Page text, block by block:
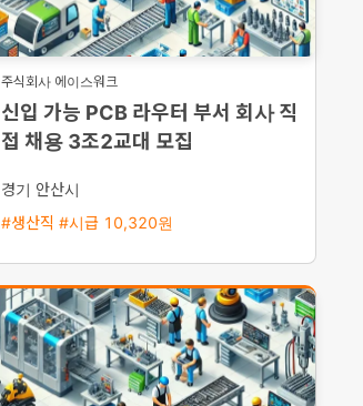
주식회사 에이스워크
신입 가능 PCB 라우터 부서 회사 직
접 채용 3조2교대 모집
경기 안산시
#생산직 #시급 10,320원